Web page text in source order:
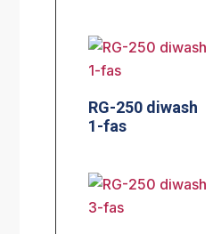
RG-250 diwash
1-fas